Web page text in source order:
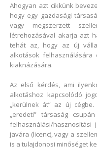
Ahogyan azt cikkünk
hogy egy gazdasági
vagy megszerzett
létrehozásával akarja azt
tehát az, hogy az új
alkotások
kiaknázására.
Az első kérdés, ami
alkotáshoz kapcsolódó
„kerülnek át” az új
„eredeti” társaság
felhasználási/
javára (licenc), vagy a
is a tulajdonosi minőséget